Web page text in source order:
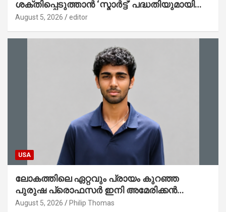
ശക്തിപ്പെടുത്താന്‍ ‘സ്മാര്‍ട്ട്’ പദ്ധതിയുമായി
കേര; ലോഗോ മുഖ്യമന്ത്രി പ്രകാശനം
August 5, 2026 editor
USA
ലോകത്തിലെ ഏറ്റവും പ്രായം കുറഞ്ഞ
പുരുഷ പ്രൊഫസർ ഇനി അമേരിക്കൻ
മലയാളി നേഥൻ തോമസ്
August 5, 2026 Philip Thomas